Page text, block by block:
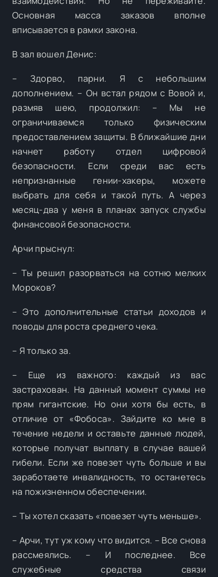
Основная масса заказов вполне
вписывается в рамки закона.
В зал вошел Денис:
– Здорво, парни. Я с небольшим
дополнением. – Он встал рядом с Вовой и,
размяв шею, продолжил: – Мы не
ограничиваемся только физическим
предоставлением защиты. В ближайшие дни
начнет работу отдел цифровой
безопасности. Если среди вас есть
непризнанные гении-хакеры, можете
выбрать для себя и такой путь. А через
месяц-два у меня в планах запуск службы
финансовой безопасности.
Арчи прыснул:
– Ты решил разорваться на сотню мелких
Мороков?
– Это дополнительные статьи доходов и
поводы для роста среднего чека.
– Я только за.
– Еще из важного: каждый из вас
застрахован. На данный момент суммы не
прям гигантские. Но они хотя бы есть, в
отличие от «Фобоса». Зайдите ко мне в
течение недели и оставьте данные людей,
которые получат выплату в случае вашей
гибели. Если же повезет чуть больше и вы
заработаете инвалидность, то останетесь
на пожизненном обеспечении.
– Ты хотел сказать «повезет чуть меньше».
– Арчи, тут уж кому что видится. – Все снова
рассмеялись. – И последнее. Все
служебные средства связи